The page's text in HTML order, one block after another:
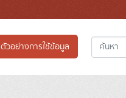
ตัวอย่างการใช้ข้อมูล